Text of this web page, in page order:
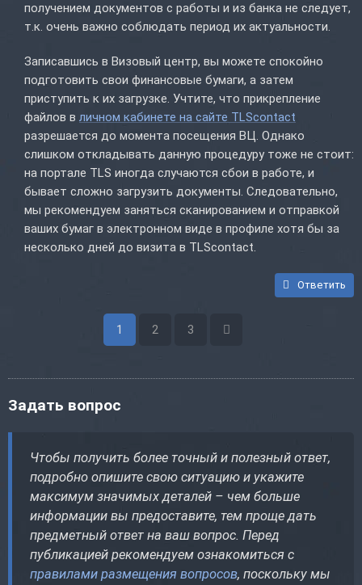
получением документов с работы и из банка не следует,
т.к. очень важно соблюдать период их актуальности.
Записавшись в Визовый центр, вы можете спокойно
подготовить свои финансовые бумаги, а затем
приступить к их загрузке. Учтите, что прикрепление
файлов в личном кабинете на сайте TLScontact
разрешается до момента посещения ВЦ. Однако
слишком откладывать данную процедуру тоже не стоит:
на портале TLS иногда случаются сбои в работе, и
бывает сложно загрузить документы. Следовательно,
мы рекомендуем заняться сканированием и отправкой
ваших бумаг в электронном виде в профиле хотя бы за
несколько дней до визита в TLScontact.
Ответить
1 2 3
Задать вопрос
Чтобы получить более точный и полезный ответ,
подробно опишите свою ситуацию и укажите
максимум значимых деталей – чем больше
информации вы предоставите, тем проще дать
предметный ответ на ваш вопрос. Перед
публикацией рекомендуем ознакомиться с
правилами размещения вопросов, поскольку мы